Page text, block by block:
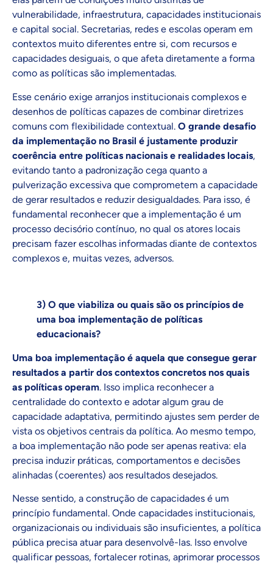
vulnerabilidade, infraestrutura, capacidades institucionais
e capital social. Secretarias, redes e escolas operam em
contextos muito diferentes entre si, com recursos e
capacidades desiguais, o que afeta diretamente a forma
como as políticas são implementadas.
Esse cenário exige arranjos institucionais complexos e
desenhos de políticas capazes de combinar diretrizes
comuns com flexibilidade contextual. O grande desafio
da implementação no Brasil é justamente produzir
coerência entre políticas nacionais e realidades locais,
evitando tanto a padronização cega quanto a
pulverização excessiva que comprometem a capacidade
de gerar resultados e reduzir desigualdades. Para isso, é
fundamental reconhecer que a implementação é um
processo decisório contínuo, no qual os atores locais
precisam fazer escolhas informadas diante de contextos
complexos e, muitas vezes, adversos.
3) O que viabiliza ou quais são os princípios de
uma boa implementação de políticas
educacionais?
Uma boa implementação é aquela que consegue gerar
resultados a partir dos contextos concretos nos quais
as políticas operam. Isso implica reconhecer a
centralidade do contexto e adotar algum grau de
capacidade adaptativa, permitindo ajustes sem perder de
vista os objetivos centrais da política. Ao mesmo tempo,
a boa implementação não pode ser apenas reativa: ela
precisa induzir práticas, comportamentos e decisões
alinhadas (coerentes) aos resultados desejados.
Nesse sentido, a construção de capacidades é um
princípio fundamental. Onde capacidades institucionais,
organizacionais ou individuais são insuficientes, a política
pública precisa atuar para desenvolvê-las. Isso envolve
qualificar pessoas, fortalecer rotinas, aprimorar processos